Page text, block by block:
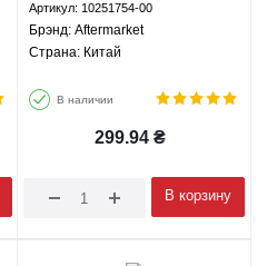
Лифан Х60 620 Джили
Эмгранд ЕС7 СЛ ФС ГС7
БИД Ф3 Г3 - 10251754-00
Артикул: 10251754-00
Брэнд: Aftermarket
Страна: Китай
В наличии
299.94 ₴
В корзину